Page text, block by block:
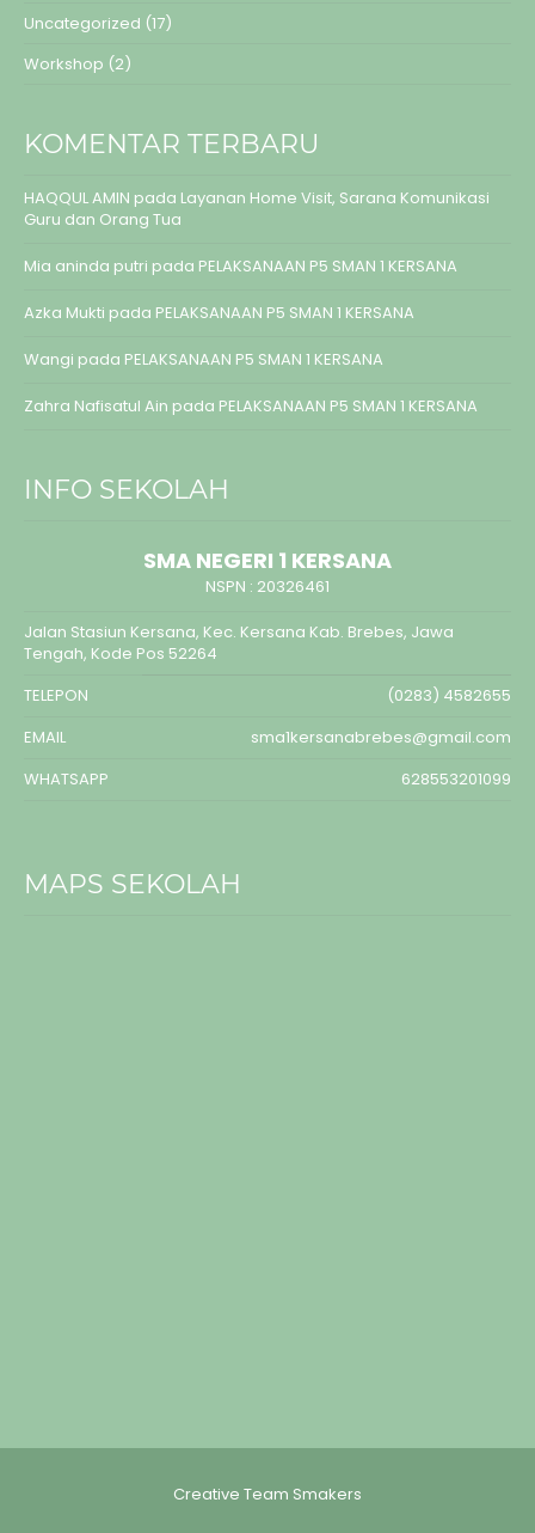
Uncategorized (17)
Workshop (2)
KOMENTAR TERBARU
HAQQUL AMIN pada Layanan Home Visit, Sarana Komunikasi
Guru dan Orang Tua
Mia aninda putri pada PELAKSANAAN P5 SMAN 1 KERSANA
Azka Mukti pada PELAKSANAAN P5 SMAN 1 KERSANA
Wangi pada PELAKSANAAN P5 SMAN 1 KERSANA
Zahra Nafisatul Ain pada PELAKSANAAN P5 SMAN 1 KERSANA
INFO SEKOLAH
SMA NEGERI 1 KERSANA
NSPN : 20326461
Jalan Stasiun Kersana, Kec. Kersana Kab. Brebes, Jawa
Tengah, Kode Pos 52264
TELEPON
(0283) 4582655
EMAIL
sma1kersanabrebes@gmail.com
WHATSAPP
628553201099
MAPS SEKOLAH
Creative Team Smakers